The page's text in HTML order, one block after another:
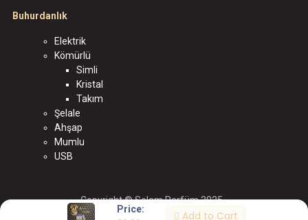
Price:
Add to Cart
Buhurdanlık
Elektrik
Kömürlü
Simli
Kristal
Takım
Şelale
Ahşap
Mumlu
USB
Copyright © Selam Parfüm 2025
الْعَرَبيّة
English (US) | Türkçe